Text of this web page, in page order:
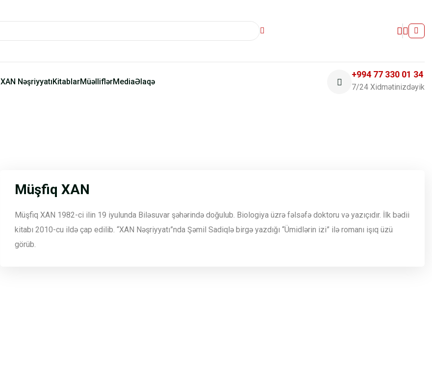
XAN NəşriyyatıKitablarMüəlliflərMediaƏlaqə
+994 77 330 01 34
7/24 Xidmətinizdəyik
Müşfiq XAN
Müşfiq XAN 1982-ci ilin 19 iyulunda Biləsuvar şəhərində doğulub. Biologiya üzrə fəlsəfə doktoru və yazıçıdır. İlk bədii
kitabı 2010-cu ildə çap edilib. “XAN Nəşriyyatı”nda Şəmil Sadiqlə birgə yazdığı “Ümidlərin izi” ilə romanı işıq üzü
görüb.